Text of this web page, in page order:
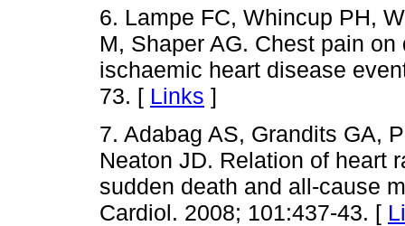
6. Lampe FC, Whincup PH,
M, Shaper AG. Chest pain
ischaemic heart disease
73. [ Links ]
7. Adabag AS, Grandits GA,
Neaton JD. Relation of heart
sudden death and all-cause
Cardiol. 2008; 101:437-43. [